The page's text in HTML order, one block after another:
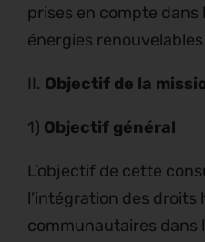
prises en compte dans
énergies
II. Objectif de la
1) Objectif général
L’objectif de cette
l’intégration des droits
communautaires dans